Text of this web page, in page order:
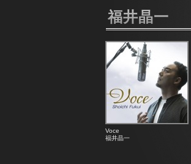
福井晶一
Voce
福井晶一